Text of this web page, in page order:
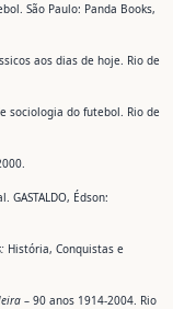
São Paulo: Panda Books,
aos dias de hoje. Rio de
sociologia do futebol. Rio de
Édson:
História, Conquistas e
– 90 anos 1914-2004. Rio